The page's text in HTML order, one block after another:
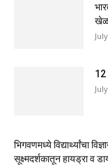
12
भिगवणमध्ये विद्यार्थ्यांचा
सूक्ष्मदर्शकातून हायड्रा व